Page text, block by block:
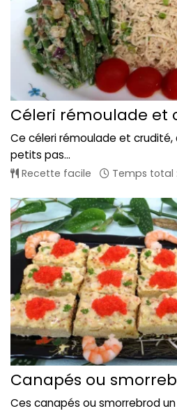
Céleri rémoulade et
Ce céleri rémoulade et
petits pas...
Recette facile Temps total
Canapés ou
Ces canapés ou smorrebrod